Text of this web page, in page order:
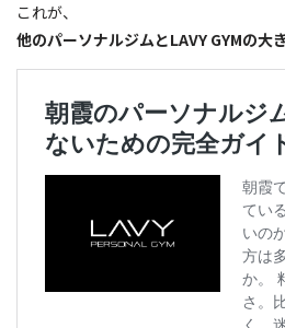
これが、
他のパーソナルジムとLAVY GYMの大